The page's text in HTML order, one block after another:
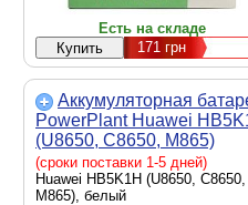
Есть на складе
171грн
Аккумуляторная
PowerPlant Huawei
(U8650, C8650, M865)
(DV00DV6070)
(сроки поставки 1-5 дней)
Huawei HB5K1H (U8650, C8650,
M865), белый